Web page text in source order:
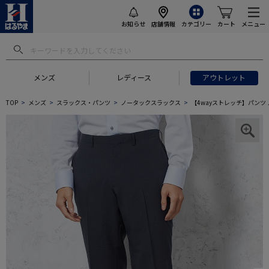
お知らせ 店舗情報 カテゴリー カート メニュー
メンズ レディース アウトレット
TOP メンズ スラックス・パンツ ノータックスラックス 【4wayストレッチ】パン